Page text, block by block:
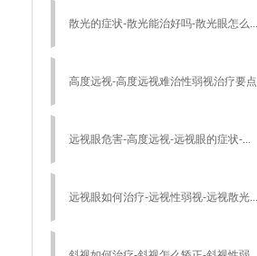
散光的症状-散光能治好吗-散光眼怎么...
高度远视-高度远视难治性弱视治疗要点
远视眼危害-高度远视-远视眼的症状-...
远视眼如何治疗-远视性弱视-远视散光...